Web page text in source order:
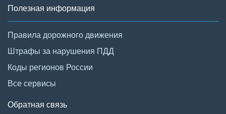
Полезная информация
Правила дорожного движения
Штрафы за нарушения ПДД
Коды регионов России
Все сервисы
Обратная связь